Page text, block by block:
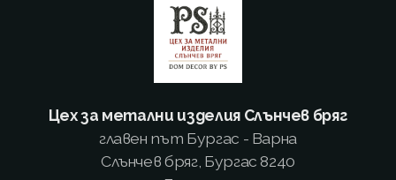
Цех за метални изделия Слънчев бряг
главен път Бургас - Варна
Слънчев бряг, Бургас 8240